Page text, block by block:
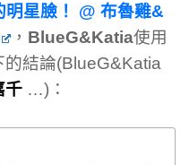
星臉！ @ 布魯雞&
， BlueG&Katia使用
結論(BlueG&Katia
千 …)：